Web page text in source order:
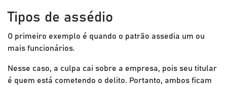
Tipos de assédio
O primeiro exemplo é quando o patrão assedia um ou
mais funcionários.
Nesse caso, a culpa cai sobre a empresa, pois seu titular
é quem está cometendo o delito. Portanto, ambos ficam